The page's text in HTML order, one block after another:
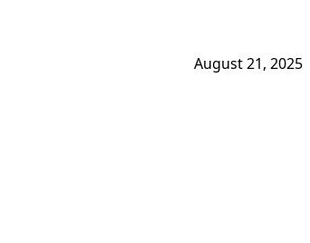
August 21, 2025